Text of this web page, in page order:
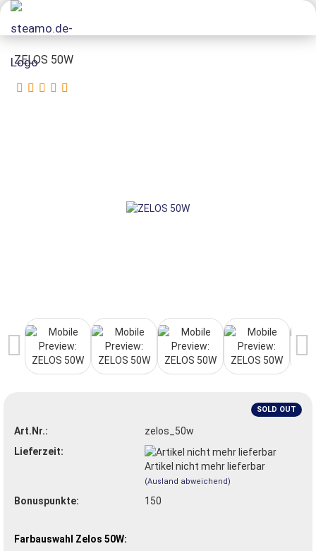
ZELOS 50W
SOLD OUT
Art.Nr.:
zelos_50w
Lieferzeit:
Artikel nicht mehr lieferbar
(Ausland abweichend)
Bonuspunkte: 150
Farbauswahl Zelos 50W: